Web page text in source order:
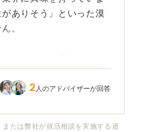
ありそう」といった漠
。
る」という意見もあれ
べき業界なのか判断し
2 人のアドバイザーが回答
たは弊社が就活相談を実施する過